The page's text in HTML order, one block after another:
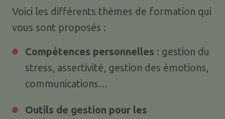
Voici les différents thèmes de formation qui
vous sont proposés :
Compétences personnelles : gestion du
stress, assertivité, gestion des émotions,
communications…
Outils de gestion pour les